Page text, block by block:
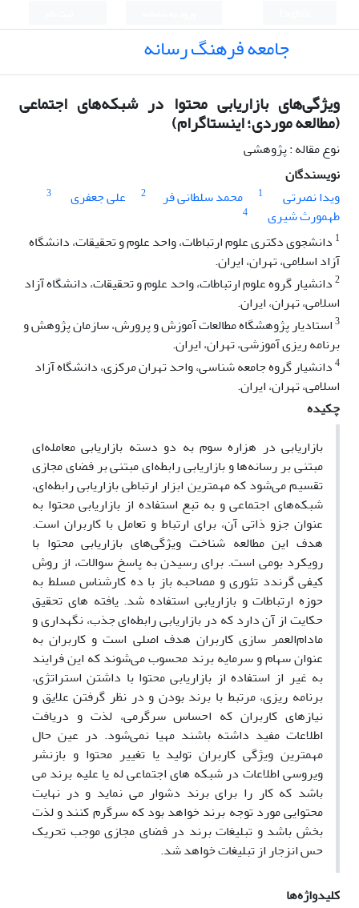
جامعه فرهنگ رسانه
ویژگی‌های بازاریابی محتوا در شبکه‌های اجتماعی
(مطالعه موردی؛ اینستاگرام)
نوع مقاله : پژوهشی
نویسندگان
ویدا نصرتی
1 محمد سلطانی فر 2 علی جعفری 3
طهمورث شیری
4
1 دانشجوی دکتری علوم ارتباطات، واحد علوم و تحقیقات، دانشگاه
آزاد اسلامی، تهران، ایران.
2دانشیار گروه علوم ارتباطات،‌ واحد علوم و تحقیقات، دانشگاه آزاد
اسلامی، تهران، ایران.
3استادیار پژوهشگاه مطالعات آموزش و پرورش، سازمان پژوهش و
برنامه ریزی آموزشی، تهران، ایران.
4دانشیار گروه جامعه شناسی، واحد تهران مرکزی، دانشگاه آزاد
اسلامی، تهران، ایران.
چکیده
بازاریابی در هزاره سوم به دو دسته بازاریابی معامله‌ای
مبتنی بر رسانه‌ها و بازاریابی رابطه‌ای مبتنی بر فضای مجازی
تقسیم می‌شود که مهمترین ابزار ارتباطی بازاریابی رابطه‌ای،
شبکه‌های اجتماعی و به تبع استفاده از بازاریابی محتوا به
عنوان جزو ذاتی آن، برای ارتباط و تعامل با کاربران است.
هدف این مطالعه شناخت ویژگی‌های بازاریابی محتوا با
رویکرد بومی است. برای رسیدن به پاسخ سوالات، از روش
کیفی گرندد تئوری و مصاحبه باز با ده کارشناس مسلط به
حوزه ارتباطات و بازاریابی استفاده شد. یافته های تحقیق
حکایت از آن دارد که در بازاریابی رابطه‌ای جذب، نگهداری و
مادام‌العمر سازی کاربران هدف اصلی است و کاربران به
عنوان سهام و سرمایه برند محسوب می‌شوند که این فرایند
به غیر از استفاده از بازاریابی محتوا با داشتن استراتژی،
برنامه ریزی، مرتبط با برند بودن و در نظر گرفتن علایق و
نیازهای کاربران که احساس سرگرمی، لذت و دریافت
اطلاعات مفید داشته باشند مهیا نمی‌شود. در عین حال
مهمترین ویژگی کاربران تولید یا تغییر محتوا و بازنشر
ویروسی اطلاعات در شبکه های اجتماعی له یا علیه برند می
باشد که کار را برای برند دشوار می نماید و در نهایت
محتوایی مورد توجه برند خواهد بود که سرگرم کنند و لذت
بخش باشد و تبلیغات برند در فضای مجازی موجب تحریک
حس انزجار از تبلیغات خواهد شد.
کلیدواژه‌ها